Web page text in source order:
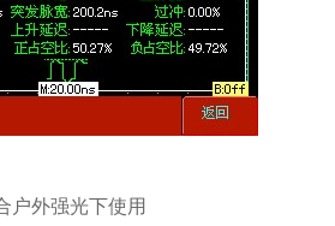
户外强光下使用